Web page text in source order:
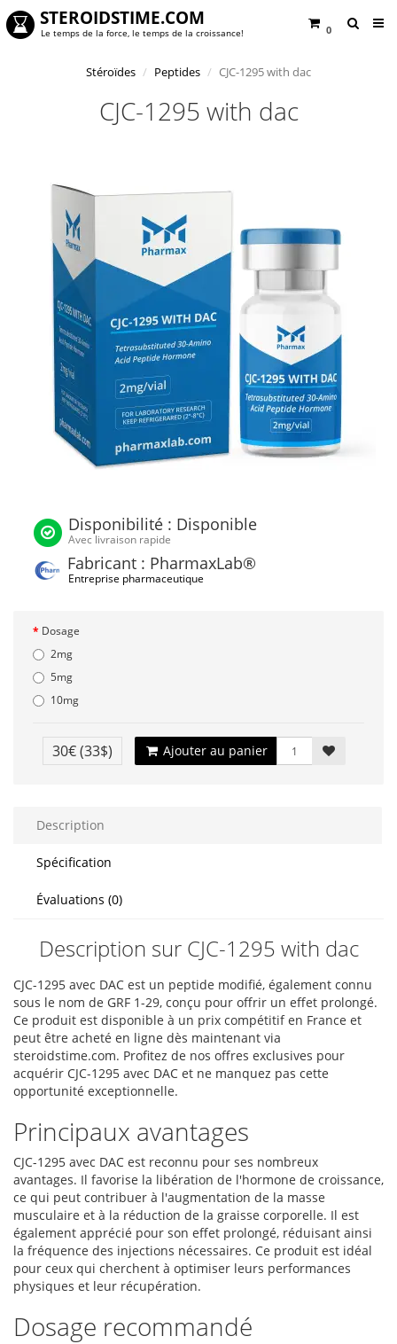
0
STEROIDSTIME.COM
Le temps de la force, le temps de la croissance!
Stéroïdes Peptides CJC-1295 with dac
CJC-1295 with dac
Disponibilité : Disponible
Avec livraison rapide
Fabricant : PharmaxLab®
Entreprise pharmaceutique
Dosage
2mg
5mg
10mg
30€(33$) Ajouter au panier
Description
Spécification
Évaluations (0)
Description sur CJC-1295 with dac
CJC-1295 avec DAC est un peptide modifié, également connu
sous le nom de GRF 1-29, conçu pour offrir un effet prolongé.
Ce produit est disponible à un prix compétitif en France et
peut être acheté en ligne dès maintenant via
steroidstime.com. Profitez de nos offres exclusives pour
acquérir CJC-1295 avec DAC et ne manquez pas cette
opportunité exceptionnelle.
Principaux avantages
CJC-1295 avec DAC est reconnu pour ses nombreux
avantages. Il favorise la libération de l'hormone de croissance,
ce qui peut contribuer à l'augmentation de la masse
musculaire et à la réduction de la graisse corporelle. Il est
également apprécié pour son effet prolongé, réduisant ainsi
la fréquence des injections nécessaires. Ce produit est idéal
pour ceux qui cherchent à optimiser leurs performances
physiques et leur récupération.
Dosage recommandé